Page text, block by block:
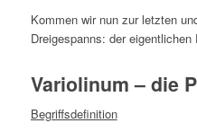
Kommen wir nun zur letzten
Dreigespanns: der eigentlichen
Variolinum – die
Begriffsdefinition